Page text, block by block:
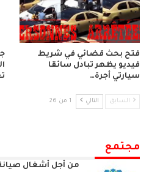
فتح بحث قضائي في شريط
فيديو يظهر تبادل سائقا
سيارتي أجرة…
السابق التالي 1 من 26
مجتمع
من أجل أشغال